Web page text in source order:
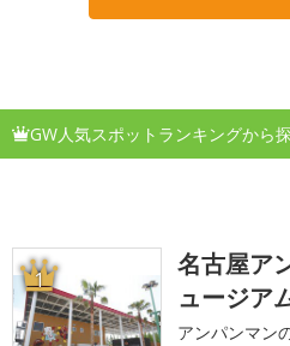
GW人気スポットランキングから
1
名古屋ア
ュージア
アンパンマン